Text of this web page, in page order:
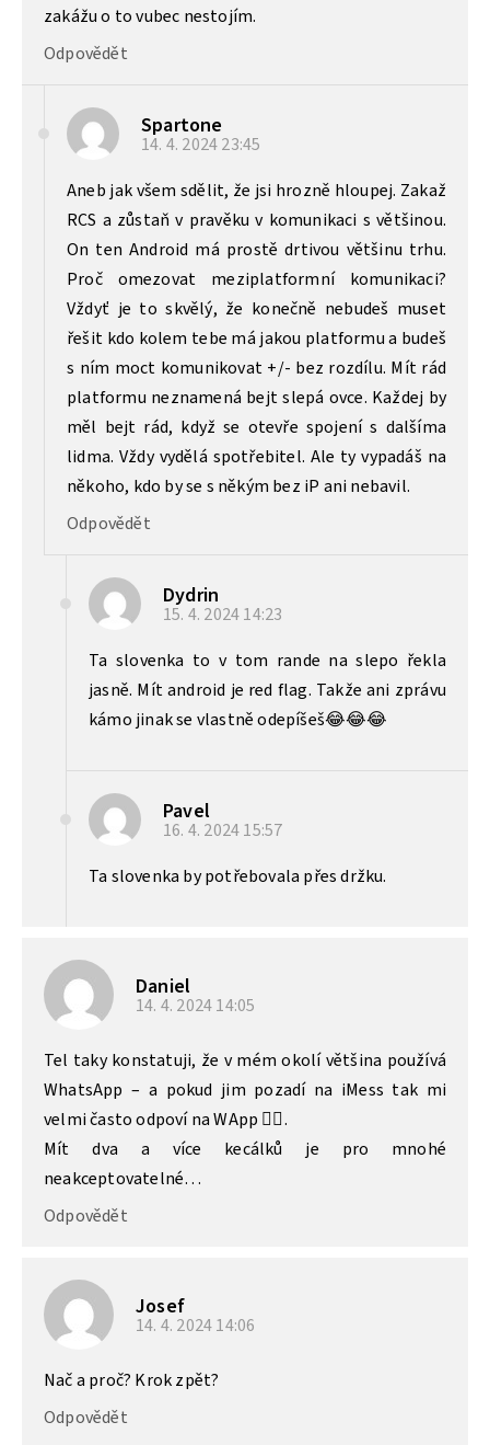
zakážu o to vubec nestojím.
Odpovědět
Spartone
14. 4. 202423:45
Aneb jak všem sdělit, že jsi hrozně hloupej. Zakaž
RCS a zůstaň v pravěku v komunikaci s většinou.
On ten Android má prostě drtivou většinu trhu.
Proč omezovat meziplatformní komunikaci?
Vždyť je to skvělý, že konečně nebudeš muset
řešit kdo kolem tebe má jakou platformu a budeš
s ním moct komunikovat +/- bez rozdílu. Mít rád
platformu neznamená bejt slepá ovce. Každej by
měl bejt rád, když se otevře spojení s dalšíma
lidma. Vždy vydělá spotřebitel. Ale ty vypadáš na
někoho, kdo by se s někým bez iP ani nebavil.
Odpovědět
Dydrin
15. 4. 202414:23
Ta slovenka to v tom rande na slepo řekla
jasně. Mít android je red flag. Takže ani zprávu
kámo jinak se vlastně odepíšeš😂😂😂
Pavel
16. 4. 202415:57
Ta slovenka by potřebovala přes držku.
Daniel
14. 4. 202414:05
Tel taky konstatuji, že v mém okolí většina používá
WhatsApp – a pokud jim pozadí na iMess tak mi
velmi často odpoví na WApp 🤷‍♂️.
Mít dva a více kecálků je pro mnohé
neakceptovatelné…
Odpovědět
Josef
14. 4. 202414:06
Nač a proč? Krok zpět?
Odpovědět